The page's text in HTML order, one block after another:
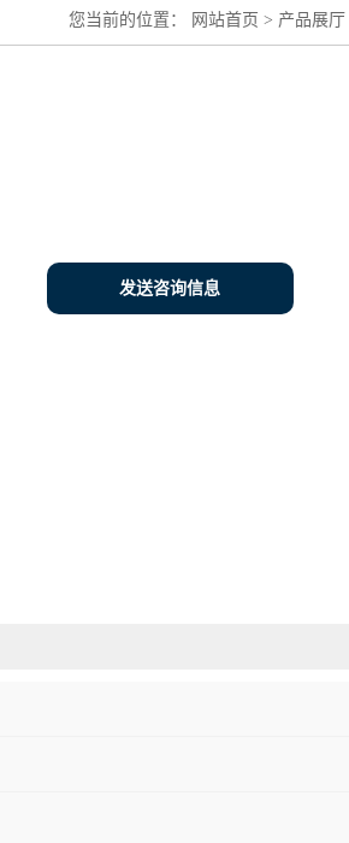
您当前的位置： 网站首页 > 产品展厅
发送咨询信息